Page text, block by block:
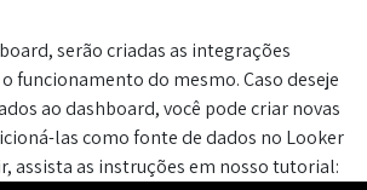
serão criadas as integrações
funcionamento do mesmo. Caso deseje
ao dashboard, você pode criar novas
las como fonte de dados no Looker
assista as instruções em nosso tutorial: